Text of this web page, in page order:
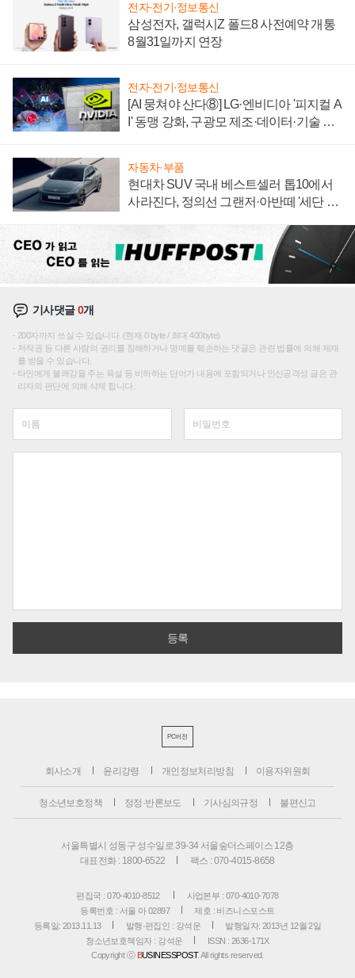
전자·전기·정보통신
삼성전자, 갤럭시Z 폴드8 사전예약 개통
8월31일까지 연장
전자·전기·정보통신
[AI 뭉쳐야 산다⑧] LG·엔비디아 '피지컬 A
I' 동맹 강화, 구광모 제조·데이터·기술 결
자동차·부품
현대차 SUV 국내 베스트셀러 톱10에서
사라진다, 정의선 그랜저·아반떼 '세단 쌍
기사댓글0개
200자까지 쓰실 수 있습니다. (현재 0 byte / 최대 400byte)
저작권 등 다른 사람의 권리를 침해하거나 명예를 훼손하는 댓글은 관련 법률에 의해 제재
를 받을 수 있습니다.
타인에게 불쾌감을 주는 욕설 등 비하하는 단어가 내용에 포함되거나 인신공격성 글은 관
리자의 판단에 의해 삭제 합니다.
PC버전
회사소개 윤리강령 개인정보처리방침 이용자위원회
청소년보호정책 정정·반론보도 기사심의규정 불편신고
서울특별시 성동구 성수일로 39-34 서울숲더스페이스 12층
대표전화 : 1800-6522
팩스 : 070-4015-8658
편집국 : 070-4010-8512
사업본부 : 070-4010-7078
등록번호 : 서울 아 02897
제호 : 비즈니스포스트
등록일: 2013.11.13
발행·편집인 : 강석운
발행일자: 2013년 12월 2일
청소년보호책임자 : 강석운
ISSN : 2636-171X
Copyright ⓒ BUSINESSPOST. All rights reserved.